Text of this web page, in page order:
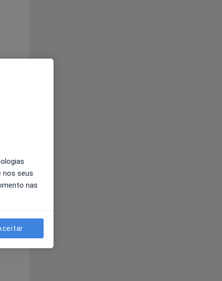
Qua
nos seus
nas